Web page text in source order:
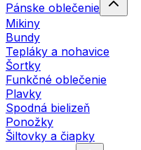
Pánske oblečenie
Mikiny
Bundy
Tepláky a nohavice
Šortky
Funkčné oblečenie
Plavky
Spodná bielizeň
Ponožky
Šiltovky a čiapky